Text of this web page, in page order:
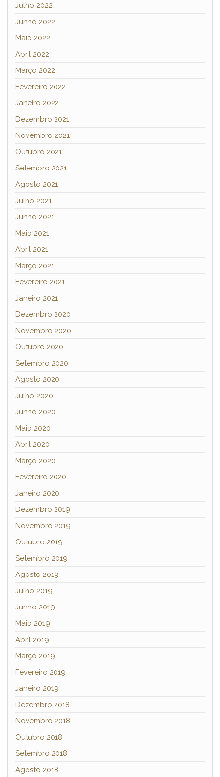
Julho 2022
Junho 2022
Maio 2022
Abril 2022
Março 2022
Fevereiro 2022
Janeiro 2022
Dezembro 2021
Novembro 2021
Outubro 2021
Setembro 2021
Agosto 2021
Julho 2021
Junho 2021
Maio 2021
Abril 2021
Março 2021
Fevereiro 2021
Janeiro 2021
Dezembro 2020
Novembro 2020
Outubro 2020
Setembro 2020
Agosto 2020
Julho 2020
Junho 2020
Maio 2020
Abril 2020
Março 2020
Fevereiro 2020
Janeiro 2020
Dezembro 2019
Novembro 2019
Outubro 2019
Setembro 2019
Agosto 2019
Julho 2019
Junho 2019
Maio 2019
Abril 2019
Março 2019
Fevereiro 2019
Janeiro 2019
Dezembro 2018
Novembro 2018
Outubro 2018
Setembro 2018
Agosto 2018